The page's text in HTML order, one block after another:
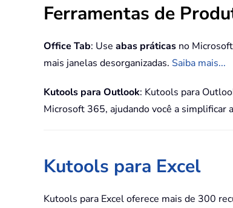
Ferramentas de
Office Tab: Use abas práticas no
mais janelas desorganizadas. Saiba mais...
Kutools para Outlook: Kutools para
Microsoft 365, ajudando você a simplificar
Kutools para Excel
Kutools para Excel oferece mais de 300